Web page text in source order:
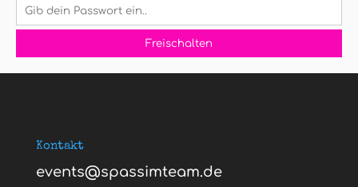
Freischalten
Kontakt
events@spassimteam.de